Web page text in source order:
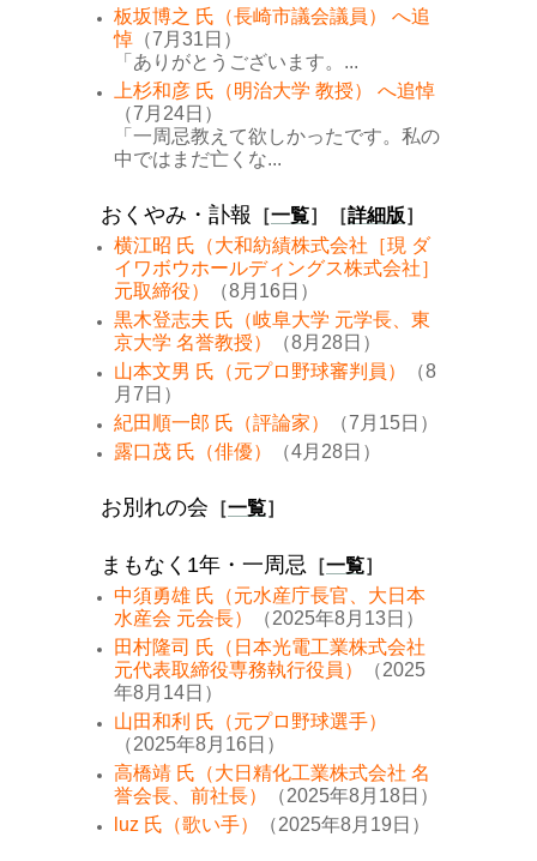
板坂博之 氏（長崎市議会議員） へ追
悼 （7月31日）
「ありがとうございます。...
上杉和彦 氏（明治大学 教授） へ追悼
（7月24日）
「一周忌教えて欲しかったです。私の
中ではまだ亡くな...
おくやみ・訃報 ［一覧］［詳細版］
横江昭 氏（大和紡績株式会社［現 ダ
イワボウホールディングス株式会社］
元取締役）
（8月16日）
黒木登志夫 氏（岐阜大学 元学長、東
京大学 名誉教授）
（8月28日）
山本文男 氏（元プロ野球審判員）
（8
月7日）
紀田順一郎 氏（評論家）
（7月15日）
露口茂 氏（俳優）
（4月28日）
お別れの会 ［一覧］
まもなく1年・一周忌 ［一覧］
中須勇雄 氏（元水産庁長官、大日本
水産会 元会長）
（2025年8月13日）
田村隆司 氏（日本光電工業株式会社
元代表取締役専務執行役員）
（2025
年8月14日）
山田和利 氏（元プロ野球選手）
（2025年8月16日）
高橋靖 氏（大日精化工業株式会社 名
誉会長、前社長）
（2025年8月18日）
luz 氏（歌い手）
（2025年8月19日）